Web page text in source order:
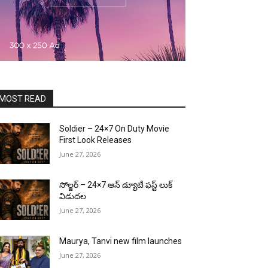
READ
Soldier – 24×7 On Duty Movie
First Look Releases
June 27, 2026
సోల్జర్ – 24×7 ఆన్ డ్యూటీ ఫస్ట్ లుక్
విడుదల
June 27, 2026
Maurya, Tanvi new film launches
June 27, 2026